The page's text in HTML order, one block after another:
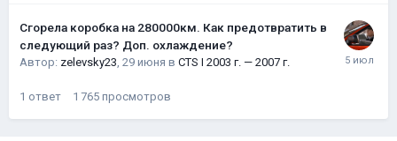
Сгорела коробка на 280000км. Как предотвратить в
следующий раз? Доп. охлаждение?
Автор: zelevsky23, 29 июня в CTS I 2003 г. — 2007 г.
1 ответ 1 765 просмотров